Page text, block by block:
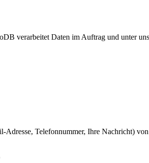
verarbeitet Daten im Auftrag und unter
Telefonnummer, Ihre Nachricht)